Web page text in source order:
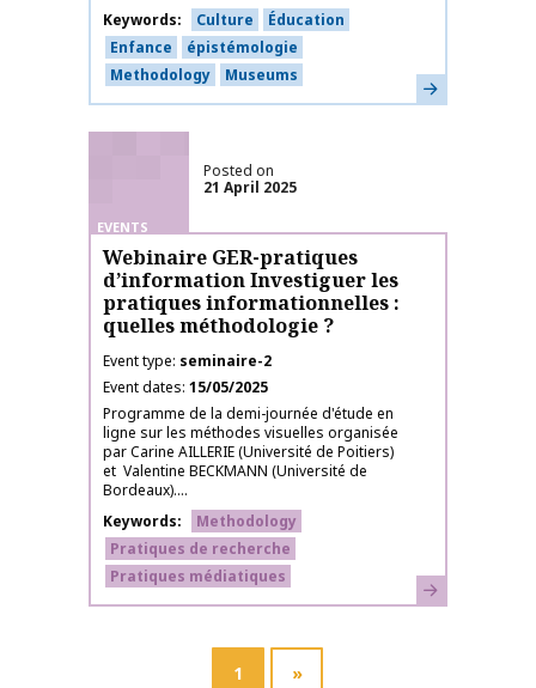
Keywords
Culture
Éducation
Enfance
épistémologie
Methodology
Museums Learn more
EVENTS
Posted on
21 April 2025
Webinaire GER-pratiques
d’information Investiguer les
pratiques informationnelles :
quelles méthodologie ?
Event type seminaire-2
Event dates 15/05/2025
Programme de la demi-journée d'étude en
ligne sur les méthodes visuelles organisée
par Carine AILLERIE (Université de Poitiers)
et Valentine BECKMANN (Université de
Bordeaux)....
Keywords
Methodology
Pratiques de recherche
Pratiques médiatiques
Learn more
1 »